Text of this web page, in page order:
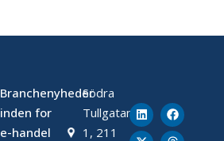
Branchenyheder
inden for
e-handel
Södra
Tullgatan
1, 211